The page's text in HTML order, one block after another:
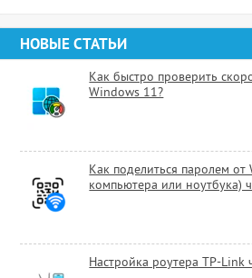
НОВЫЕ СТАТЬИ
Как быстро проверить
Windows 11?
Как поделиться паролем
компьютера или ноутбука)
Настройка роутера TP-Link